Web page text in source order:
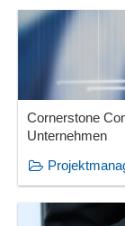
Cornerstone
Unternehmen